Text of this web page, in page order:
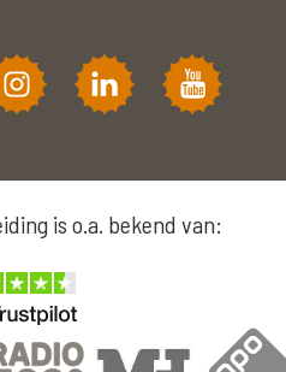
is o.a. bekend van: